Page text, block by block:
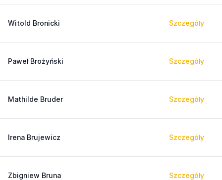
Witold Bronicki Szczegóły
Paweł Brożyński Szczegóły
Mathilde Bruder Szczegóły
Irena Brujewicz Szczegóły
Zbigniew Bruna Szczegóły